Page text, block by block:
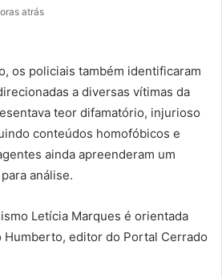
atrás
os policiais também identificaram
a diversas vítimas da
teor difamatório, injurioso
conteúdos homofóbicos e
ainda apreenderam um
análise.
Letícia Marques é orientada
Humberto, editor do Portal Cerrado